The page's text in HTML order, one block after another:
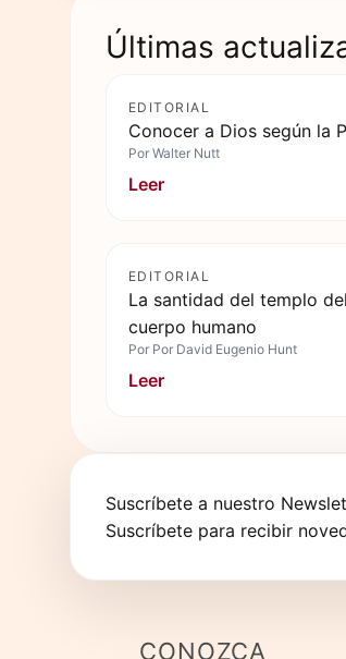
Últimas
EDITORIAL
Conocer a Dios según la
Por Walter Nutt
Leer
EDITORIAL
La santidad del templo
cuerpo humano
Por Por David Eugenio Hunt
Leer
Suscríbete a nuestro
Suscríbete para recibir
CONOZCA